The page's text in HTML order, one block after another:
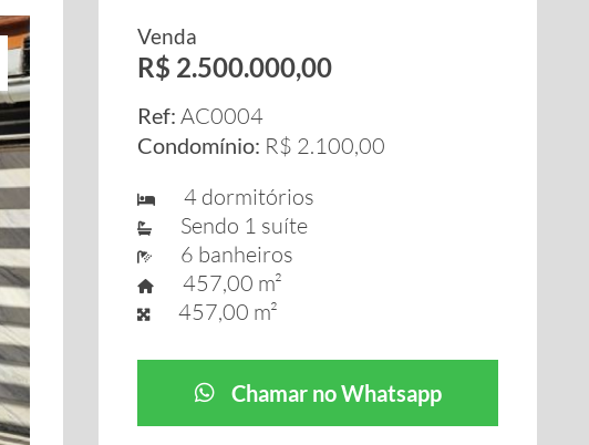
Venda
R$ 2.500.000,00
Ref: AC0004
Condomínio: R$ 2.100,00
4 dormitórios
Sendo 1 suíte
6 banheiros
457,00 m²
457,00 m²
Chamar no Whatsapp